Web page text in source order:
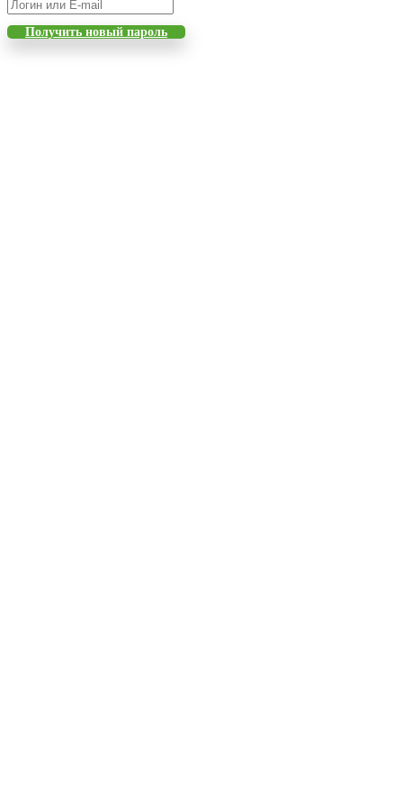
Получить новый пароль